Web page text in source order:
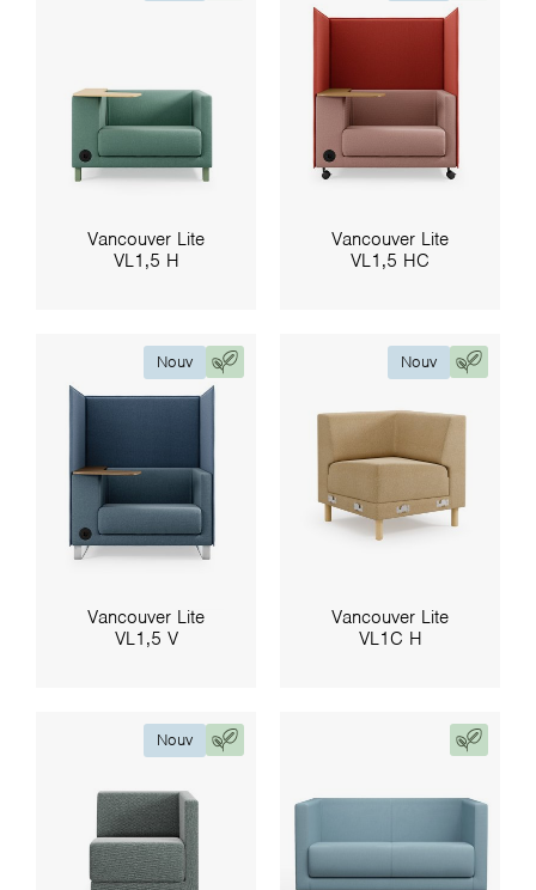
Vancouver Lite
VL1,5 H
Vancouver Lite
VL1,5 HC
Nouv
Vancouver Lite
VL1,5 V
Nouv
Vancouver Lite
VL1C H
Nouv